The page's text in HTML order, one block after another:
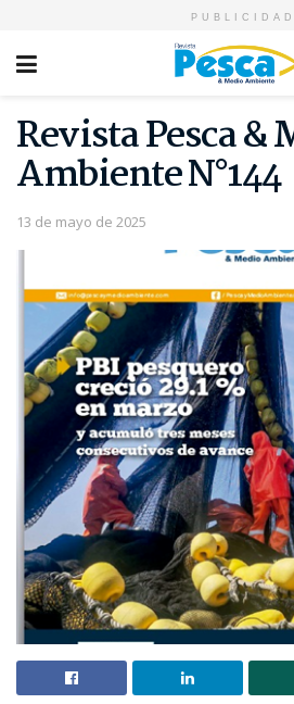
PUBLICIDAD
Revista Pesca &
Ambiente N°144
13 de mayo de 2025